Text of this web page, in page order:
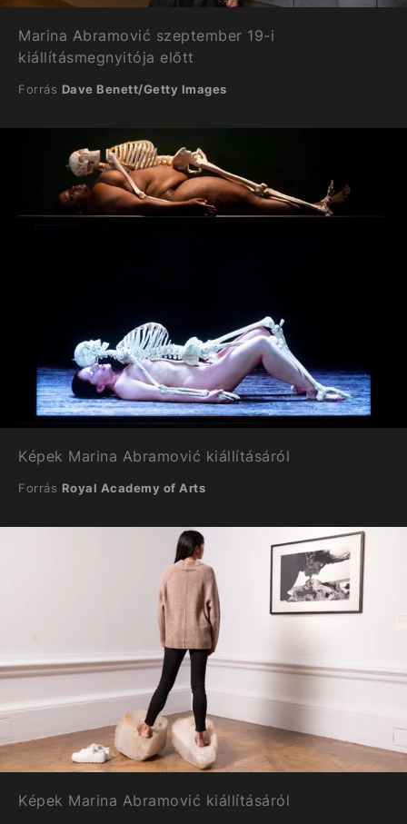
Marina Abramović szeptember 19-i
kiállításmegnyitója előtt
Forrás Dave Benett/Getty Images
Képek Marina Abramović kiállításáról
Forrás Royal Academy of Arts
Képek Marina Abramović kiállításáról